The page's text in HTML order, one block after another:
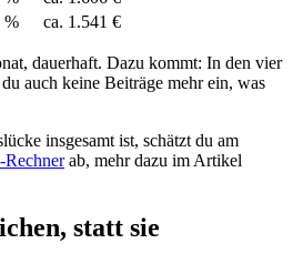
% ca. 1.541 €
dauerhaft. Dazu kommt: In den vier
auch keine Beiträge mehr ein, was
insgesamt ist, schätzt du am
Rechnerab, mehr dazu im Artikel
statt sie